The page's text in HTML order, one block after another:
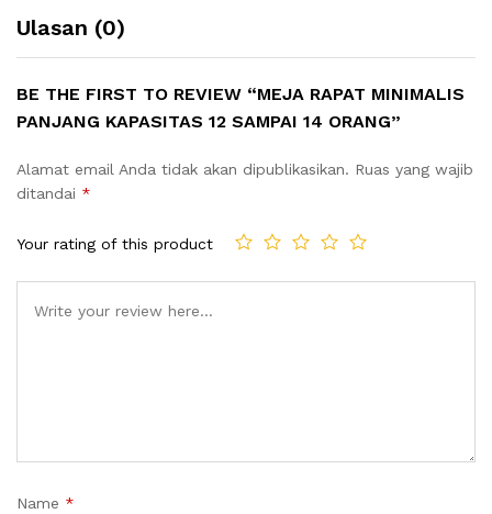
Ulasan (0)
BE THE FIRST TO REVIEW “MEJA RAPAT MINIMALIS
PANJANG KAPASITAS 12 SAMPAI 14 ORANG”
Alamat email Anda tidak akan dipublikasikan. Ruas yang wajib
ditandai *
Your rating of this product
Name *